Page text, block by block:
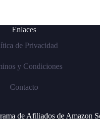
Enlaces
de Privacidad
y Condiciones
Contacto
de Afiliados de Amazon